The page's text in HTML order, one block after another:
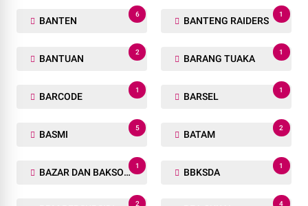
BANTEN
6
BANTENG RAIDERS
1
BANTUAN
2
BARANG TUAKA
1
BARCODE
1
BARSEL
1
BASMI
5
BATAM
2
BAZAR DAN BAKSOS RAMADHAN
1
BBKSDA
1
2 4